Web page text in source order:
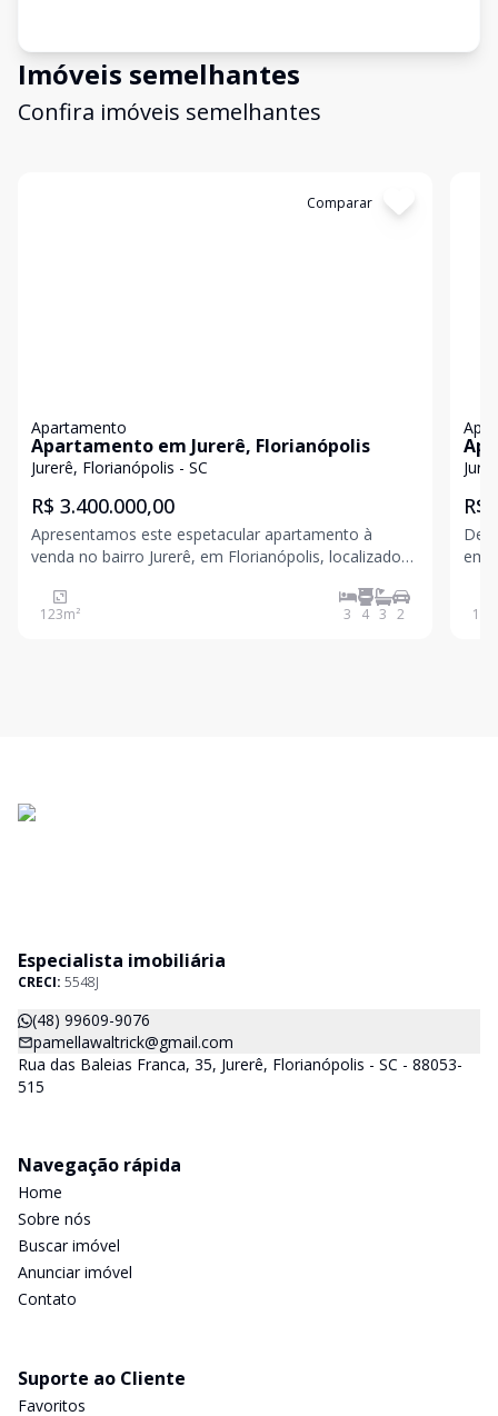
Imóveis semelhantes
Confira imóveis semelhantes
Comparar
Apartamento
Apartamento em Jurerê, Florianópolis
Jurerê, Florianópolis - SC
R$ 3.400.000,00
Apresentamos este espetacular apartamento à
venda no bairro Jurerê, em Florianópolis, localizado
150 m² de área total, este imóvel reúne conforto,
sofisticação e praticidade em uma das regiões mais
123m² 3 4 3 2
R$
145
Especialista imobiliária
CRECI: 5548J
(48) 99609-9076
pamellawaltrick@gmail.com
Rua das Baleias Franca, 35, Jurerê, Florianópolis - SC - 88053-
515
Navegação rápida
Home
Sobre nós
Buscar imóvel
Anunciar imóvel
Contato
Suporte ao Cliente
Favoritos